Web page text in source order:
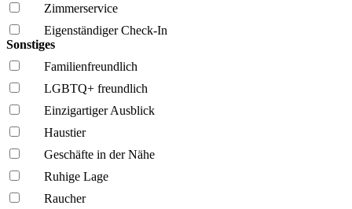
Zimmerservice
Eigenständiger Check-In
Sonstiges
Familien­freundlich
LGBTQ+ freundlich
Einzigartiger Ausblick
Haustier
Geschäfte in der Nähe
Ruhige Lage
Raucher